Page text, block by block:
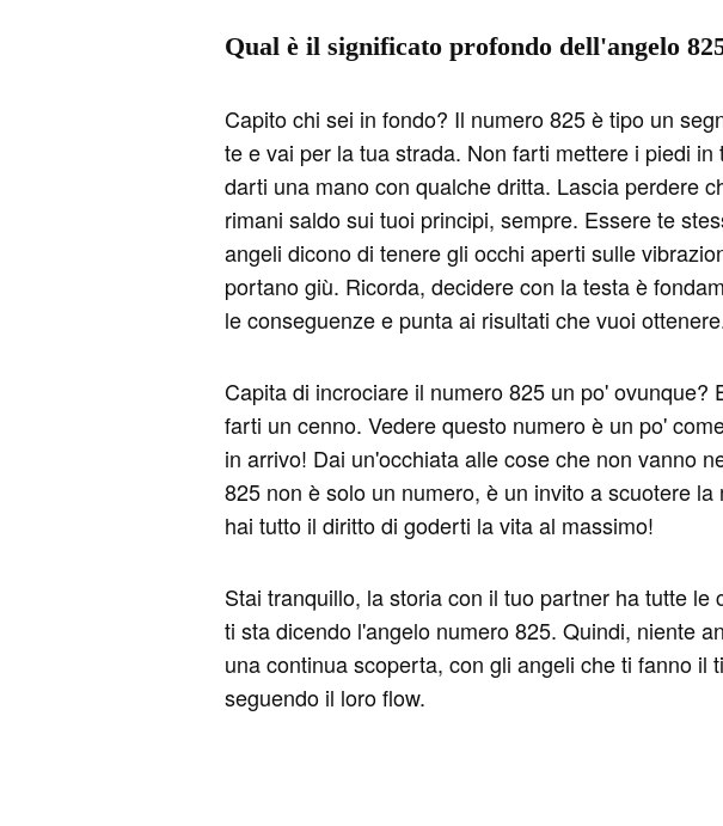
Qual è il significato profondo dell'angelo
Capito chi sei in fondo? Il numero 825 è tipo un
te e vai per la tua strada. Non farti mettere i piedi
darti una mano con qualche dritta. Lascia perdere
rimani saldo sui tuoi principi, sempre. Essere te
angeli dicono di tenere gli occhi aperti sulle
portano giù. Ricorda, decidere con la testa è
le conseguenze e punta ai risultati che vuoi
Capita di incrociare il numero 825 un po'
farti un cenno. Vedere questo numero è un po'
in arrivo! Dai un'occhiata alle cose che non vanno
825 non è solo un numero, è un invito a scuotere
hai tutto il diritto di goderti la vita al massimo!
Stai tranquillo, la storia con il tuo partner ha tutte
ti sta dicendo l'angelo numero 825. Quindi, niente
una continua scoperta, con gli angeli che ti fanno
seguendo il loro flow.